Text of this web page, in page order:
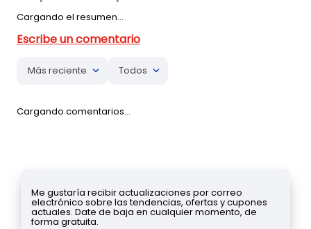
Cargando el resumen…
Más reciente Todos
Cargando comentarios…
Me gustaría recibir actualizaciones por correo
electrónico sobre las tendencias, ofertas y cupones
actuales. Date de baja en cualquier momento, de
forma gratuita.